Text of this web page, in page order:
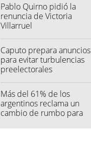
Pablo Quirno pidió la
renuncia de Victoria
Villarruel
Caputo prepara anuncios
para evitar turbulencias
preelectorales
Más del 61% de los
argentinos reclama un
cambio de rumbo para